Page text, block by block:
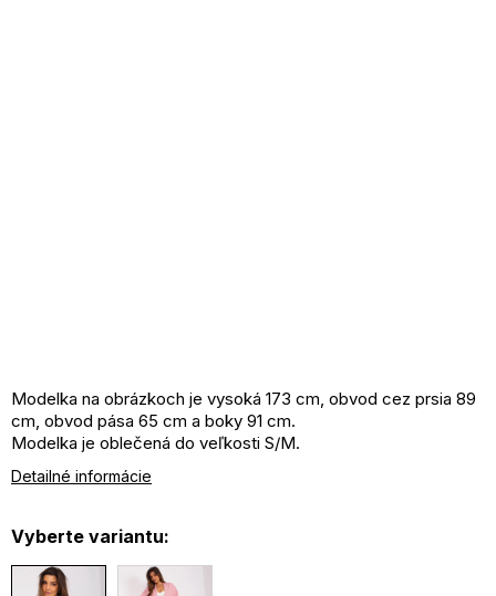
Modelka na obrázkoch je vysoká 173 cm, obvod cez prsia 89
cm, obvod pása 65 cm a boky 91 cm.
Modelka je oblečená do veľkosti S/M.
Detailné informácie
Vyberte variantu: